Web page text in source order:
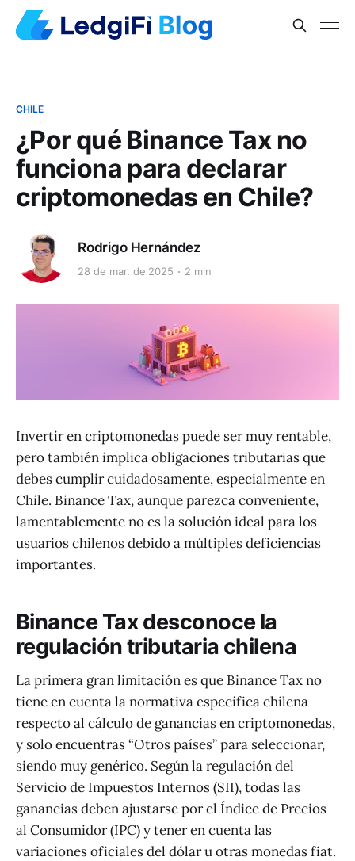
CHILE
¿Por qué Binance Tax no
funciona para declarar
criptomonedas en Chile?
Rodrigo Hernández
28 de mar. de 2025 2 min
Invertir en criptomonedas puede ser muy rentable,
pero también implica obligaciones tributarias que
debes cumplir cuidadosamente, especialmente en
Chile. Binance Tax, aunque parezca conveniente,
lamentablemente no es la solución ideal para los
usuarios chilenos debido a múltiples deficiencias
importantes.
Binance Tax desconoce la
regulación tributaria chilena
La primera gran limitación es que Binance Tax no
tiene en cuenta la normativa específica chilena
respecto al cálculo de ganancias en criptomonedas,
y solo encuentras “Otros países” para seleccionar,
siendo muy genérico. Según la regulación del
Servicio de Impuestos Internos (SII), todas las
ganancias deben ajustarse por el Índice de Precios
al Consumidor (IPC) y tener en cuenta las
variaciones oficiales del dólar u otras monedas fiat.